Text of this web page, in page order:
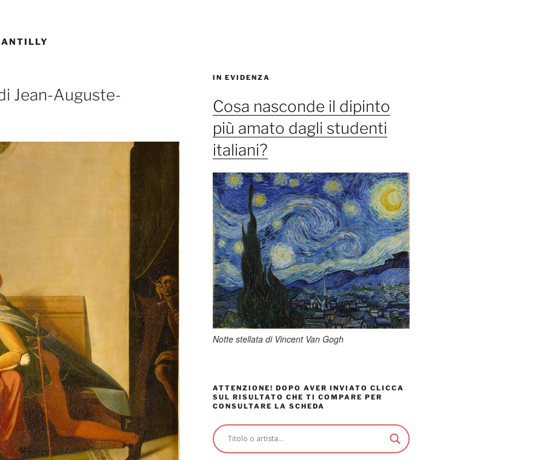
Jean-Auguste-
IN EVIDENZA
Cosa nasconde il dipinto
più amato dagli studenti
italiani?
Notte stellata di Vincent Van Gogh
ATTENZIONE! DOPO AVER INVIATO CLICCA
SUL RISULTATO CHE TI COMPARE PER
CONSULTARE LA SCHEDA